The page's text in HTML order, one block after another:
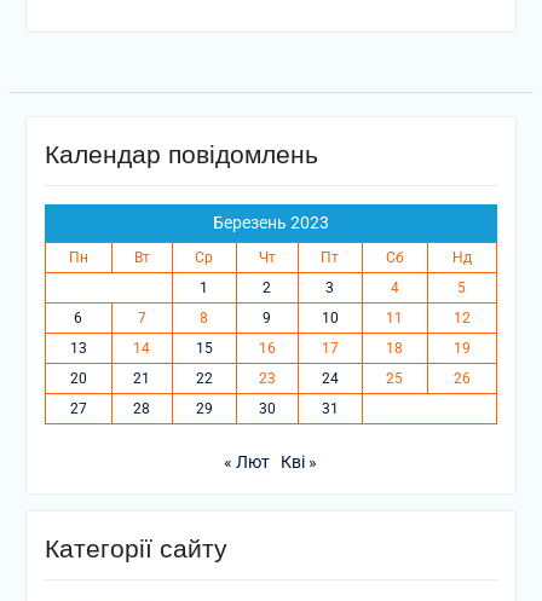
Календар повідомлень
Березень 2023
Пн Вт Ср Чт Пт Сб
Нд
1
2 3 4
5
6
7 8 9 10 11
12
13
14 15 16 17 18
19
20
21 22 23 24 25
26
27
28 29 30 31
« Лют Кві »
Категорії сайту